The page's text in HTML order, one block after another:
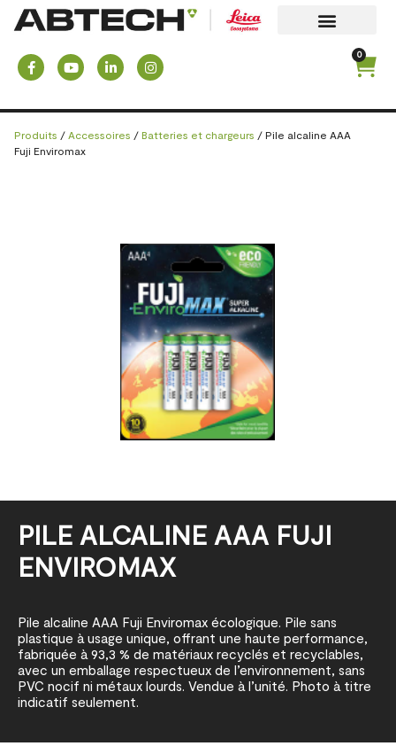
0
Produits / Accessoires / Batteries et chargeurs / Pile alcaline AAA
Fuji Enviromax
PILE ALCALINE AAA FUJI
ENVIROMAX
Pile alcaline AAA Fuji Enviromax écologique. Pile sans
plastique à usage unique, offrant une haute performance,
fabriquée à 93,3 % de matériaux recyclés et recyclables,
avec un emballage respectueux de l’environnement, sans
PVC nocif ni métaux lourds. Vendue à l’unité. Photo à titre
indicatif seulement.